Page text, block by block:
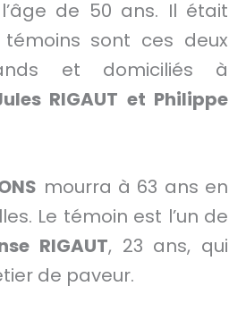
de 50 ans. Il était
sont ces deux
et domiciliés à
RIGAUT et Philippe
mourra à 63 ans en
Le témoin est l’un de
RIGAUT, 23 ans, qui
de paveur.